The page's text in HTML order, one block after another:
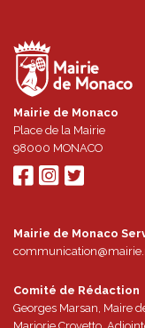
Mairie de Monaco
Place de la Mairie
98000 MONACO
Mairie de Monaco
Comité de Rédaction
Georges Marsan, Maire